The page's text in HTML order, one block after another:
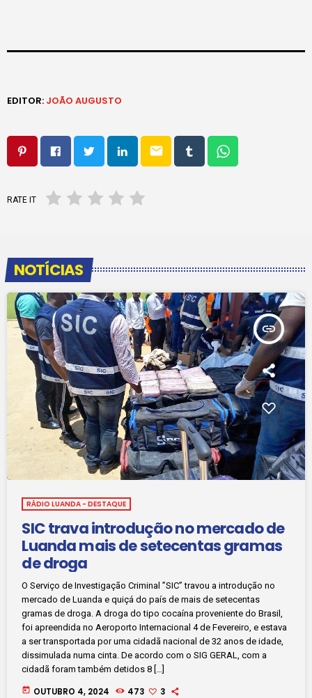
EDITOR: JOÃO AUGUSTO
email
RATE IT
NOTÍCIAS
insert_link
RÁDIO LUANDA - DESTAQUE
SIC trava introdução no mercado de
Luanda mais de setecentas gramas
de droga
O Serviço de Investigação Criminal ”SIC” travou a introdução no
mercado de Luanda e quiçá do país de mais de setecentas
gramas de droga. A droga do tipo cocaína proveniente do Brasil,
foi apreendida no Aeroporto Internacional 4 de Fevereiro, e estava
a ser transportada por uma cidadã nacional de 32 anos de idade,
dissimulada numa cinta. De acordo com o SIG GERAL, com a
cidadã foram também detidos 8 […]
today OUTUBRO 4, 2024 473 3